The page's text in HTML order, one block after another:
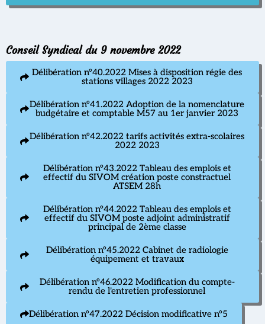
Conseil Syndical du 9 novembre 2022
Délibération n°40.2022 Mises à disposition régie des
stations villages 2022 2023
Délibération n°41.2022 Adoption de la nomenclature
budgétaire et comptable M57 au 1er janvier 2023
Délibération n°42.2022 tarifs activités extra-scolaires
2022 2023
Délibération n°43.2022 Tableau des emplois et
effectif du SIVOM création poste constractuel
ATSEM 28h
Délibération n°44.2022 Tableau des emplois et
effectif du SIVOM poste adjoint administratif
principal de 2ème classe
Délibération n°45.2022 Cabinet de radiologie
équipement et travaux
Délibération n°46.2022 Modification du compte-
rendu de l'entretien professionnel
Délibération n°47.2022 Décision modificative n°5